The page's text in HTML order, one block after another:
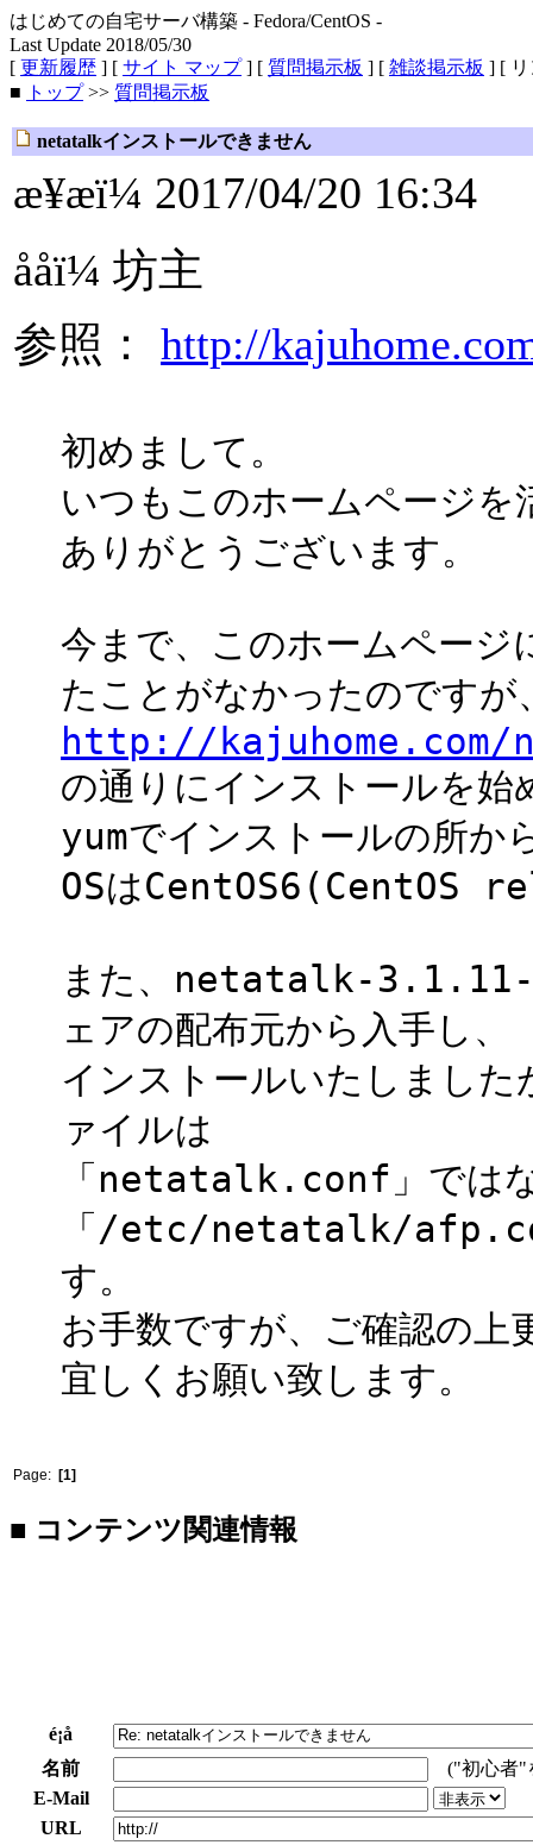
はじめての自宅サーバ構築 - Fedora/CentOS -
Last Update 2018/05/30
[ 更新履歴 ] [ サイト マップ] [ 質問掲示板 ] [ 雑談掲示板 ] [
■
トップ>> 質問掲示板
netatalkインストールできません
æ¥æï¼ 2017/04/20 16:34
ååï¼ 坊主
参照： http://
初めまして。
いつもこのホームページ
ありがとうございます。
今まで、このホームページ
たことがなかったのですが
http://
の通りにインストールを始
yumでインストールの所か
OSは
また、netatalk-
ェアの配布元から入手し、
インストールいたしま
ァイルは
「netatalk.conf」では
「/etc/netatalk/
す。
お手数ですが、ご確認の上
宜しくお願い致します。
Page: [1]
■ コンテンツ関連情報
é¡å
名前
("初心者"
E-Mail
URL